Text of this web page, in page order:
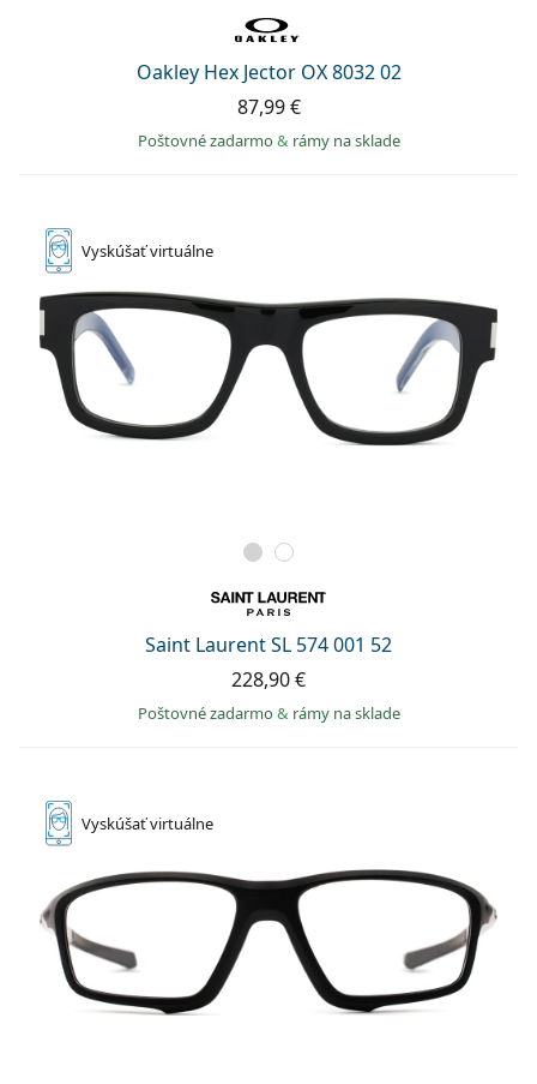
Oakley Hex Jector OX 8032 02
87,99 €
Poštovné zadarmo& rámy na sklade
Vyskúšaťvirtuálne
Saint Laurent SL 574 001 52
228,90 €
Poštovné zadarmo& rámy na sklade
Vyskúšaťvirtuálne